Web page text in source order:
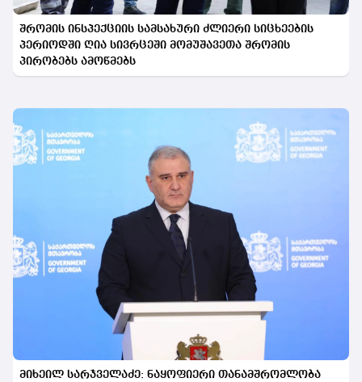
შრომის ინსპექციის სამსახური ძლიერი სიცხეების
პერიოდში ღია სივრცეში მომუშავეთა შრომის
პირობებს ამოწმებს
მიხეილ სარჯველაძე: ნაყოფიერი თანამშრომლობა